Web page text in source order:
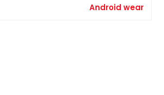
Android wear